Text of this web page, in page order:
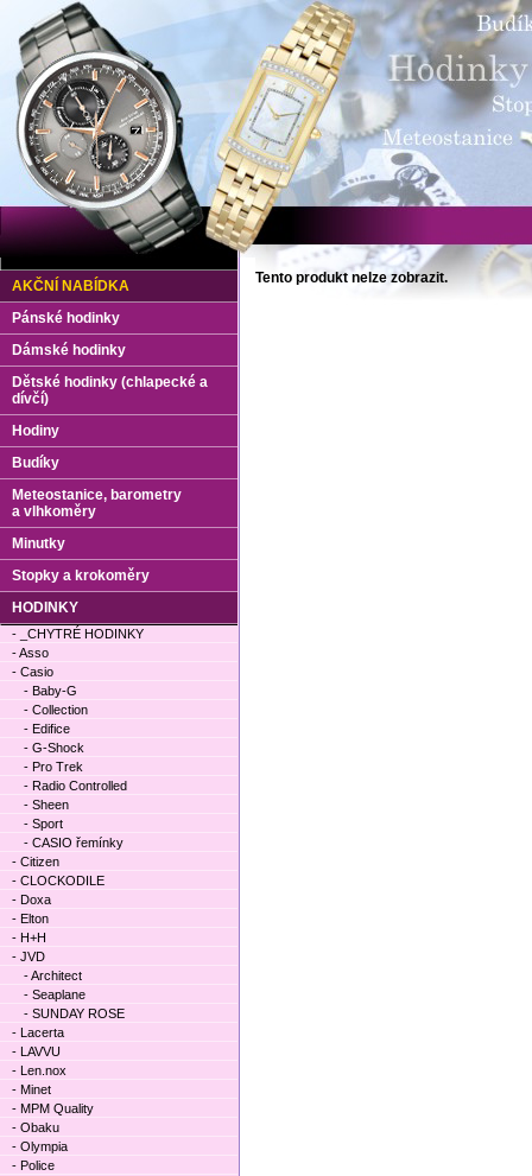
Tento produkt nelze zobrazit.
AKČNÍ NABÍDKA
Pánské hodinky
Dámské hodinky
Dětské hodinky (chlapecké a
dívčí)
Hodiny
Budíky
Meteostanice, barometry
a vlhkoměry
Minutky
Stopky a krokoměry
HODINKY
- _CHYTRÉ HODINKY
- Asso
- Casio
- Baby-G
- Collection
- Edifice
- G-Shock
- Pro Trek
- Radio Controlled
- Sheen
- Sport
- CASIO řemínky
- Citizen
- CLOCKODILE
- Doxa
- Elton
- H+H
- JVD
- Architect
- Seaplane
- SUNDAY ROSE
- Lacerta
- LAVVU
- Len.nox
- Minet
- MPM Quality
- Obaku
- Olympia
- Police